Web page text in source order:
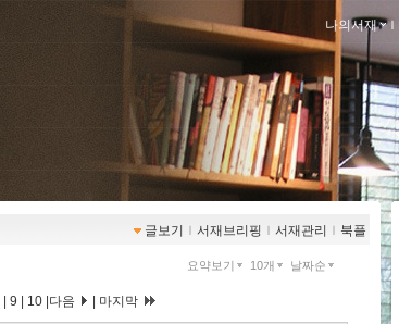
나의서재 ｌ
글보기 ｌ 서재브리핑 ｌ 서재관리 ｌ 북플
요약보기 10개 날짜순
9 10 다음 마지막